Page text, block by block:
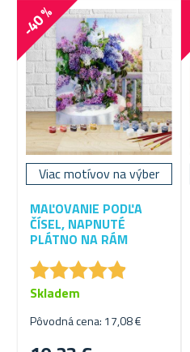
-40 %
Viac motívov na výber
MAĽOVANIE PODĽA
ČÍSEL, NAPNUTÉ
PLÁTNO NA RÁM
★★★★★
★★★★★
Pôvodná cena: 17,08 €
Skladem